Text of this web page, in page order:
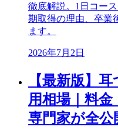
徹底解説。1日コー
期取得の理由、卒業
ます。
2026年7月2日
【最新版】
用相場｜料
専門家が全公